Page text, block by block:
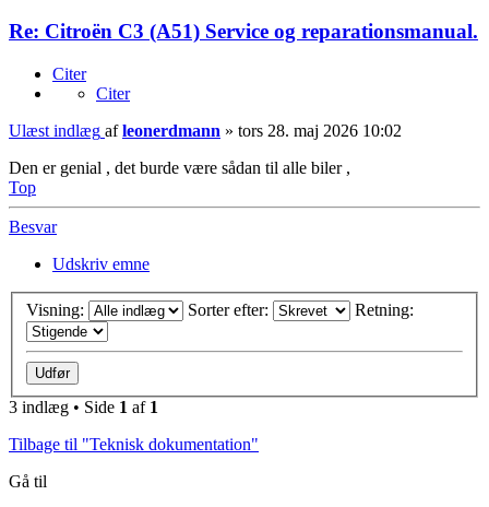
Re: Citroën C3 (A51) Service og reparationsmanual.
Citer
Citer
Ulæst indlæg afleonerdmann » tors 28. maj 2026 10:02
Den er genial , det burde være sådan til alle biler ,
Top
Besvar
Udskriv emne
Visning: Sorter efter: Retning:
3 indlæg • Side 1 af 1
Tilbage til "Teknisk dokumentation"
Gå til